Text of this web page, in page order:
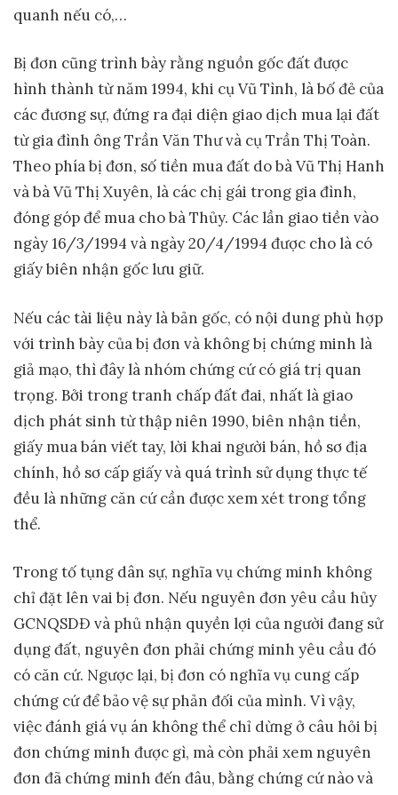
quanh nếu có,…
Bị đơn cũng trình bày rằng nguồn gốc đất được
hình thành từ năm 1994, khi cụ Vũ Tình, là bố đẻ của
các đương sự, đứng ra đại diện giao dịch mua lại đất
từ gia đình ông Trần Văn Thư và cụ Trần Thị Toàn.
Theo phía bị đơn, số tiền mua đất do bà Vũ Thị Hanh
và bà Vũ Thị Xuyên, là các chị gái trong gia đình,
đóng góp để mua cho bà Thủy. Các lần giao tiền vào
ngày 16/3/1994 và ngày 20/4/1994 được cho là có
giấy biên nhận gốc lưu giữ.
Nếu các tài liệu này là bản gốc, có nội dung phù hợp
với trình bày của bị đơn và không bị chứng minh là
giả mạo, thì đây là nhóm chứng cứ có giá trị quan
trọng. Bởi trong tranh chấp đất đai, nhất là giao
dịch phát sinh từ thập niên 1990, biên nhận tiền,
giấy mua bán viết tay, lời khai người bán, hồ sơ địa
chính, hồ sơ cấp giấy và quá trình sử dụng thực tế
đều là những căn cứ cần được xem xét trong tổng
thể.
Trong tố tụng dân sự, nghĩa vụ chứng minh không
chỉ đặt lên vai bị đơn. Nếu nguyên đơn yêu cầu hủy
GCNQSDĐ và phủ nhận quyền lợi của người đang sử
dụng đất, nguyên đơn phải chứng minh yêu cầu đó
có căn cứ. Ngược lại, bị đơn có nghĩa vụ cung cấp
chứng cứ để bảo vệ sự phản đối của mình. Vì vậy,
việc đánh giá vụ án không thể chỉ dừng ở câu hỏi bị
đơn chứng minh được gì, mà còn phải xem nguyên
đơn đã chứng minh đến đâu, bằng chứng cứ nào và